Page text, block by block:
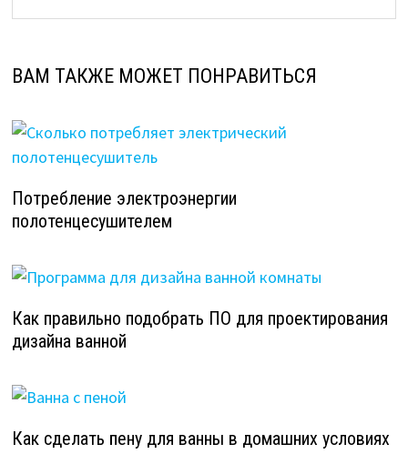
ВАМ ТАКЖЕ МОЖЕТ ПОНРАВИТЬСЯ
Потребление электроэнергии
полотенцесушителем
Как правильно подобрать ПО для проектирования
дизайна ванной
Как сделать пену для ванны в домашних условиях